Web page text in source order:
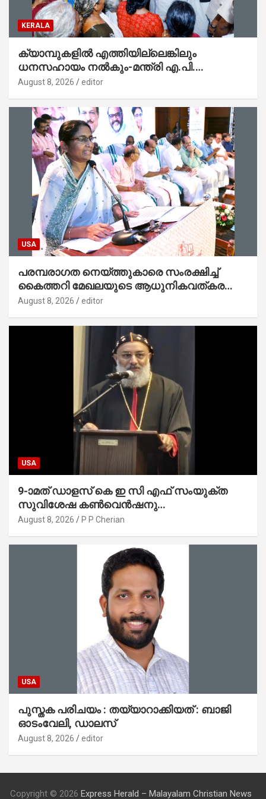
KERALA
ക്യാമ്പുകളിൽ എത്തിയില്ലെങ്കിലും
ധനസഹായം നൽകും-മന്ത്രി എ.പി.
അനിൽകുമാർ
August 8, 2026 editor
USA
പരമ്പരാഗത നെയ്ത്തുകാരെ സംരക്ഷിച്ച്
കൈത്തറി മേഖലയുടെ ആധുനികവത്കരണം
സാധ്യമാക്കും : ഡെപ്യൂട്ടി സ്പീക്കർ
August 8, 2026 editor
USA
9-ാമത് ഡാളസ് കെ ഇ സി എഫ് സംയുക്ത
സുവിശേഷ കൺവെൻഷനു
പ്രാർത്ഥനാനിർഭരമായ തുടക്കം
August 8, 2026 P P Cherian
USA
പുസ്തക പരിചയം : തയ്യാറാക്കിയത് : ബാജി
ഓടംവേലി, ഡാലസ്
August 8, 2026 editor
Copyright © 2026 Express Herald – Malayalam Christian News